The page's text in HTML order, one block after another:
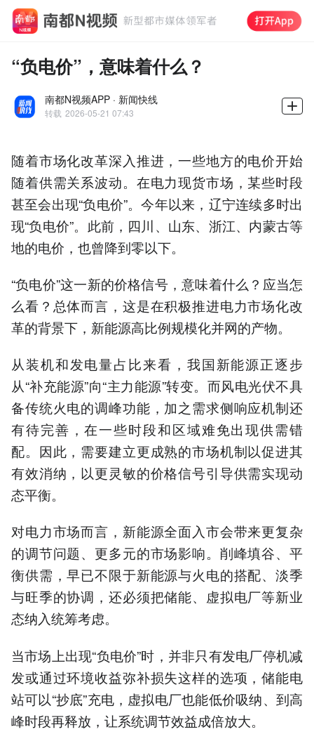
“负电价”，意味着什么？
南都N视频APP · 新闻快线
转载 2026-05-21 07:43
随着市场化改革深入推进，一些地方的电价开始
随着供需关系波动。在电力现货市场，某些时段
甚至会出现“负电价”。今年以来，辽宁连续多时出
现“负电价”。此前，四川、山东、浙江、内蒙古等
地的电价，也曾降到零以下。
“负电价”这一新的价格信号，意味着什么？应当怎
么看？总体而言，这是在积极推进电力市场化改
革的背景下，新能源高比例规模化并网的产物。
从装机和发电量占比来看，我国新能源正逐步
从“补充能源”向“主力能源”转变。而风电光伏不具
备传统火电的调峰功能，加之需求侧响应机制还
有待完善，在一些时段和区域难免出现供需错
配。因此，需要建立更成熟的市场机制以促进其
有效消纳，以更灵敏的价格信号引导供需实现动
态平衡。
对电力市场而言，新能源全面入市会带来更复杂
的调节问题、更多元的市场影响。削峰填谷、平
衡供需，早已不限于新能源与火电的搭配、淡季
与旺季的协调，还必须把储能、虚拟电厂等新业
态纳入统筹考虑。
当市场上出现“负电价”时，并非只有发电厂停机减
发或通过环境收益弥补损失这样的选项，储能电
站可以“抄底”充电，虚拟电厂也能低价吸纳、到高
峰时段再释放，让系统调节效益成倍放大。